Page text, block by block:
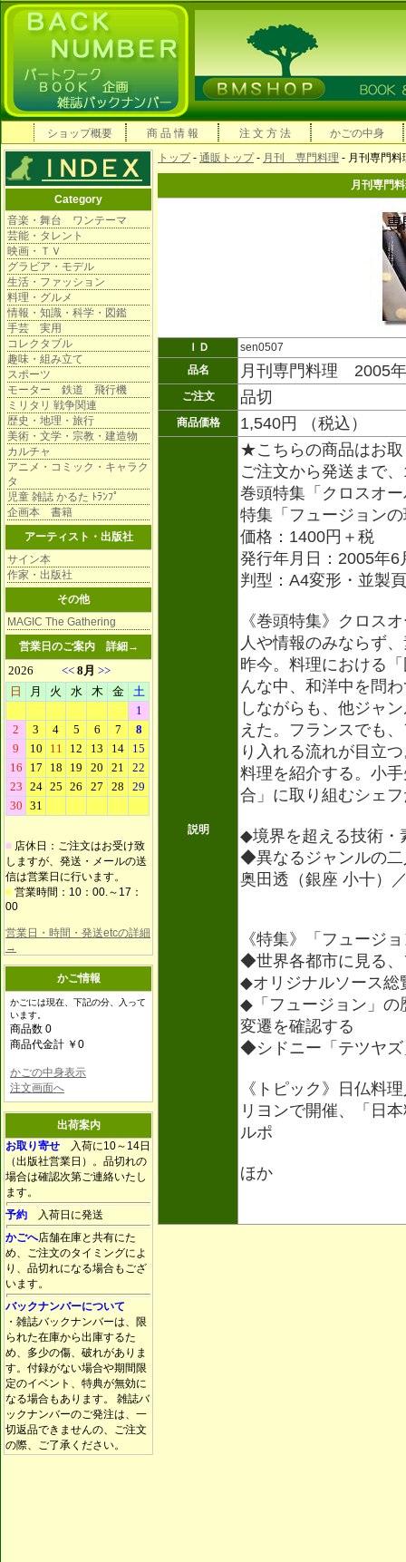
ショップ概要 商 品 情 報 注 文 方 法 かごの中身
Category
音楽・舞台 ワンテーマ
芸能・タレント
映画・ＴＶ
グラビア・モデル
生活・ファッション
料理・グルメ
情報・知識・科学・図鑑
手芸 実用
コレクタブル
趣味・組み立て
スポーツ
モーター 鉄道 飛行機
ミリタリ 戦争関連
歴史・地理・旅行
美術・文学・宗教・建造物
カルチャ
アニメ・コミック・キャラク
タ
児童 雑誌 かるた ﾄﾗﾝﾌﾟ
企画本 書籍
アーティスト・出版社
サイン本
作家・出版社
その他
MAGIC The Gathering
営業日のご案内 詳細→
■ 店休日：ご注文はお受け致
しますが、発送・メールの送
信は営業日に行います。
■ 営業時間：10：00.～17：
00
営業日・時間・発送etcの詳細
→
かご情報
かごには現在、下記の分、入って
います。
商品数 0
商品代金計 ￥0
かごの中身表示
注文画面へ
出荷案内
お取り寄せ 入荷に10～14日
（出版社営業日）。品切れの
場合は確認次第ご連絡いたし
ます。
予約 入荷日に発送
かごへ店舗在庫と共有にた
め、ご注文のタイミングによ
り、品切れになる場合もござ
います。
バックナンバーについて
・雑誌バックナンバーは、限
られた在庫から出庫するた
め、多少の傷、破れがありま
す。付録がない場合や期間限
定のイベント、特典が無効に
なる場合もあります。 雑誌バ
ックナンバーのご発注は、一
切返品できませんの、ご注文
の際、ご了承ください。
トップ- 通販トップ- 月刊 専門料理 - 月刊専門
月刊専門
ＩＤ
sen0507
品名
月刊専門料理 2005
ご注文 品切
商品価格 1,540円 （税込）
説明
★こちらの商品はお
ご注文から発送まで
巻頭特集「クロスオ
特集「フュージョン
価格：1400円＋税
発行年月日：2005年6
判型：A4変形・並製
《巻頭特集》クロス
人や情報のみならず
昨今。料理における
んな中、和洋中を問
しながらも、他ジャ
えた。フランスでも
り入れる流れが目立
料理を紹介する。小
合」に取り組むシェ
◆境界を超える技術・
◆異なるジャンルの
奥田透（銀座 小十）
《特集》「フュージ
◆世界各都市に見る
◆オリジナルソース総
◆「フュージョン」
変遷を確認する
◆シドニー「テツヤズ
《トピック》日仏料
リヨンで開催、「日
ルポ
ほか